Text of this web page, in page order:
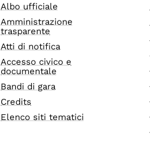
Albo ufficiale
Amministrazione
trasparente
Atti di notifica
Accesso civico e
documentale
Bandi di gara
Credits
Elenco siti tematici